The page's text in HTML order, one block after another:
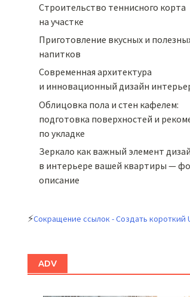
Строительство теннисного корта
на участке
Приготовление вкусных и
напитков
Cовременная архитектура
и инновационный дизайн
Облицовка пола и стен кафелем:
подготовка поверхностей и
по укладке
Зеркало как важный элемент
в интерьере вашей квартиры —
описание
⚡Сокращение ссылок - Создать короткий
ADV